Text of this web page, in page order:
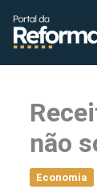
conteúdo
não
Economia